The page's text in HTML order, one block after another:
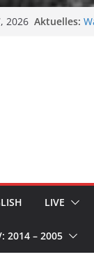
2026 Aktuelles:
LIVE
2014 – 2005